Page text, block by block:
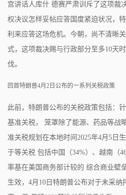
宫讲话人库什 德赛严肃训斥了这项裁
权决议怎样妥帖应答国度紧迫状况，
利来应答这场危机。今朝，尚不清晰
式，这项裁决赐与行政部分至多10天
伐。
回首特朗普4月2日公布的一系列关税政策
此前，特朗普公布的关税政策包括：
基准关税， 笼罩除了能源、药品等战
准关税规划在本地时间2025年4月5日
于等关税 包括中国（34%）、越南（
率基在美国商务部计较的 综合商业壁
生效，4月10日特朗普公布对于未采